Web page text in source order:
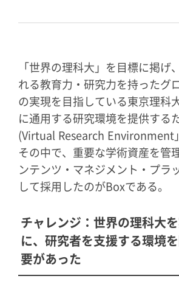
「世界の理科大」を目標に掲げ
れる教育力・研究力を持ったグ
の実現を目指している東京理科
に通用する研究環境を提供する
(Virtual Research Environment｣
その中で、重要な学術資産を管
ンテンツ・マネジメント・プラ
して採用したのがBoxである。
チャレンジ：世界の理科大
に、研究者を支援する環境
要があった